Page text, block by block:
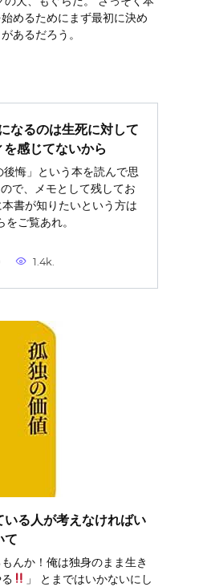
めるためにまず最初に決め
あるだろう。
なるのは生死に対して
を感じてないから
後悔」という本を読んで思
で、メモとして残してお
書が知りたいという方は
をご覧あれ。
1.4k.
る人が考えなければい
て
んか！俺は独身のまま生き
」 とまではいかないにし